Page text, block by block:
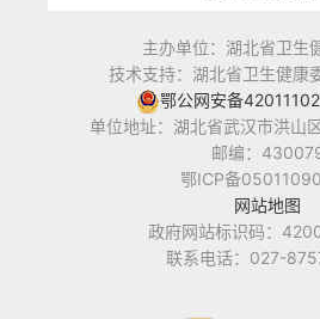
主办单位：湖北省卫生
技术支持：湖北省卫生健康
鄂公网安备
单位地址：湖北省武汉市洪山
邮编：
鄂ICP备
网站地图
政府网站标识码：
联系电话：027-